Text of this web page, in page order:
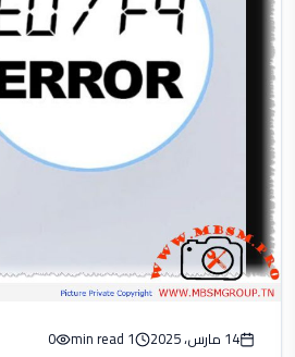
14 مارس، 2025 1 min read
0